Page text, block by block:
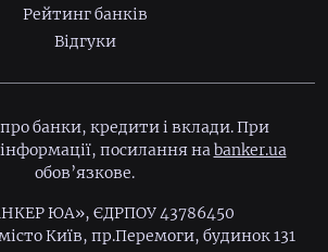
Рейтинг банків
Відгуки
банки, кредити і вклади. При
посилання наbanker.ua
обов’язкове.
ЮА», ЄДРПОУ 43786450
Київ, пр.Перемоги, будинок 131